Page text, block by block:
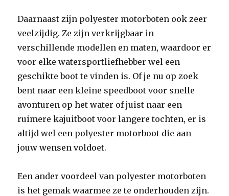
Daarnaast zijn polyester motorboten ook zeer
veelzijdig. Ze zijn verkrijgbaar in
verschillende modellen en maten, waardoor er
voor elke watersportliefhebber wel een
geschikte boot te vinden is. Of je nu op zoek
bent naar een kleine speedboot voor snelle
avonturen op het water of juist naar een
ruimere kajuitboot voor langere tochten, er is
altijd wel een polyester motorboot die aan
jouw wensen voldoet.
Een ander voordeel van polyester motorboten
is het gemak waarmee ze te onderhouden zijn.